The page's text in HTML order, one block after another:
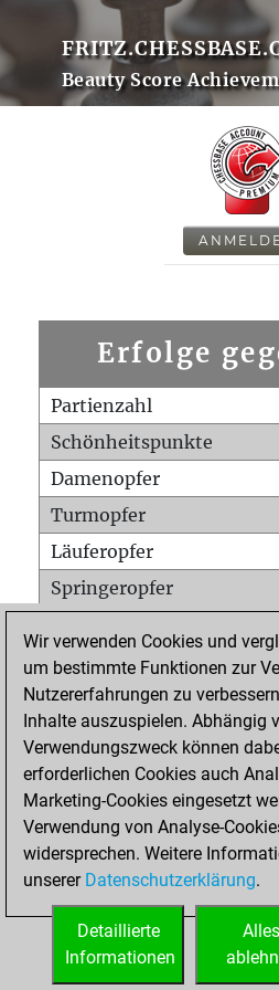
Beauty Score
Erfolge
Partienzahl
Schönheitspunkte
Damenopfer
Turmopfer
Läuferopfer
Springeropfer
Matt auf vollem Brett
Bauer setzt Matt
Erstickte Matts
Unterverwandlungen
Türme auf der siebten
STARTSEITE
Wir verwenden Cookies und
um bestimmte Funktionen zur
Nutzererfahrungen zu
Inhalte auszuspielen. Abhängig
Verwendungszweck können
erforderlichen Cookies auch
Marketing-Cookies eingesetzt
Verwendung von Analyse-
widersprechen. Weitere
unserer Datenschutzerklärung.
Alles
Detaillierte
Informationen